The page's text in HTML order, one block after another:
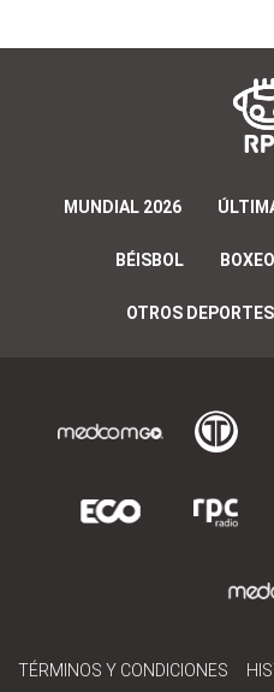
MUNDIAL 2026
BÉISBOL BOXEO
OTROS DEPORTES
TÉRMINOS Y CONDICIONES